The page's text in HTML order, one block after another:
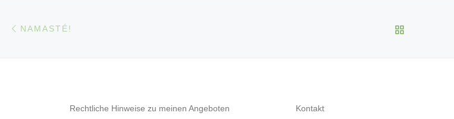
Beitragsnavigation
NAMASTÉ!
Rechtliche Hinweise zu meinen Angeboten
Kontakt